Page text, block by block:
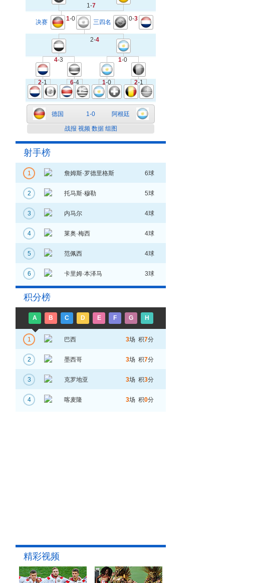
1-7
2-4
4-3 1-0
2-1 6-4 1-0 2-1
1-0 0-3
决赛 三四名
德国 1-0 阿根廷
战报 视频 数据 组图
射手榜
1 詹姆斯·罗德里格斯 6球
2 托马斯·穆勒 5球
3 内马尔 4球
4 莱奥·梅西 4球
5 范佩西 4球
6 卡里姆·本泽马 3球
积分榜
A B C D E F G H
1 巴西 3场 积7分
2 墨西哥 3场 积7分
3 克罗地亚 3场 积3分
4 喀麦隆 3场 积0分
精彩视频